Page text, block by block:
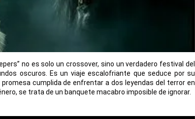
no es solo un crossover, sino un verdadero festival del
oscuros. Es un viaje escalofriante que seduce por su
cumplida de enfrentar a dos leyendas del terror en
se trata de un banquete macabro imposible de ignorar.